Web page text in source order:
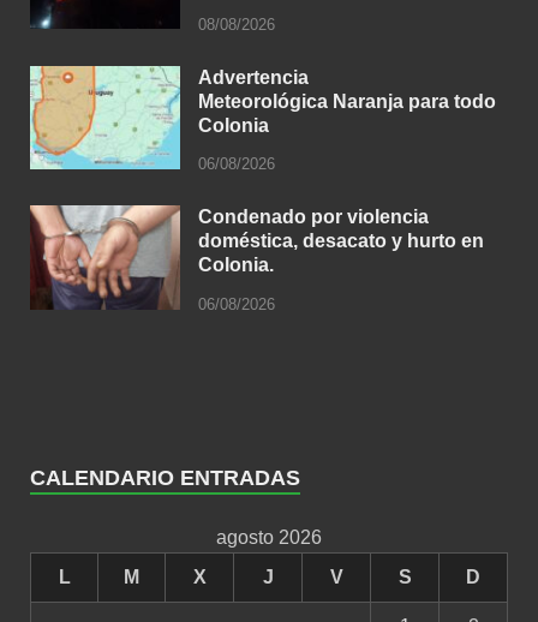
08/08/2026
Advertencia
Meteorológica Naranja para todo
Colonia
06/08/2026
Condenado por violencia
doméstica, desacato y hurto en
Colonia.
06/08/2026
CALENDARIO ENTRADAS
agosto 2026
L
M X J V S D